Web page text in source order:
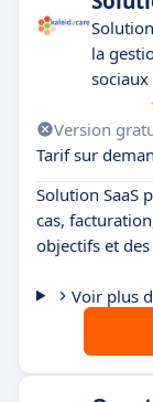
la
sociaux
Version
Tarif sur
Solution SaaS
cas,
objectifs et
Voir plus